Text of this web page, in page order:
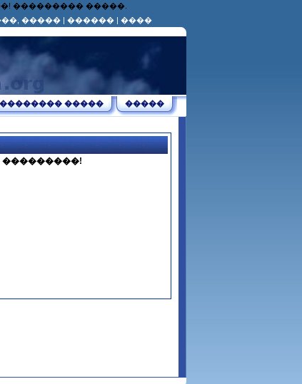
��������� �����.
����� | ������ | ����
�������� ����� �����